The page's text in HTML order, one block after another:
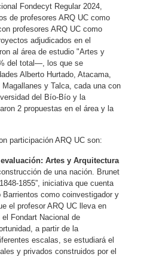
Fondecyt Regular 2024,
de profesores ARQ UC como
profesores ARQ UC como
adjudicados en el
al área de estudio "Artes y
del total — , los que se
Alberto Hurtado, Atacama,
y Talca, cada una con
del Bío-Bío y la
2 propuestas en el área y la
participación ARQ UC son:
Artes y Arquitectura
de una nación. Brunet
1855”, iniciativa que cuenta
como coinvestigador y
el profesor ARQ UC lleva en
Fondart Nacional de
a partir de la
escalas, se estudiará el
y privados construidos por el